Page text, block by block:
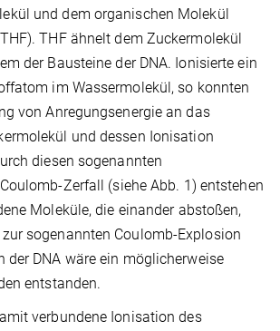
und dem organischen Molekül
THF ähnelt dem Zuckermolekül
der Bausteine der DNA. Ionisierte ein
im Wassermolekül, so konnten
von Anregungsenergie an das
und dessen Ionisation
diesen sogenannten
Zerfall (siehe Abb. 1) entstehen
Moleküle, die einander abstoßen,
sogenannten Coulomb-Explosion
der DNA wäre ein möglicherweise
entstanden.
verbundene Ionisation des